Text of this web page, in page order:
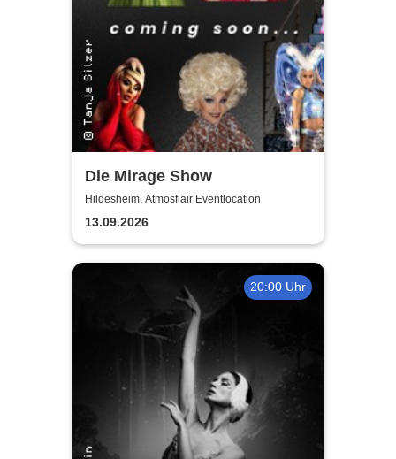
Die Mirage Show
Hildesheim, Atmosflair Eventlocation
13.09.2026
20:00 Uhr